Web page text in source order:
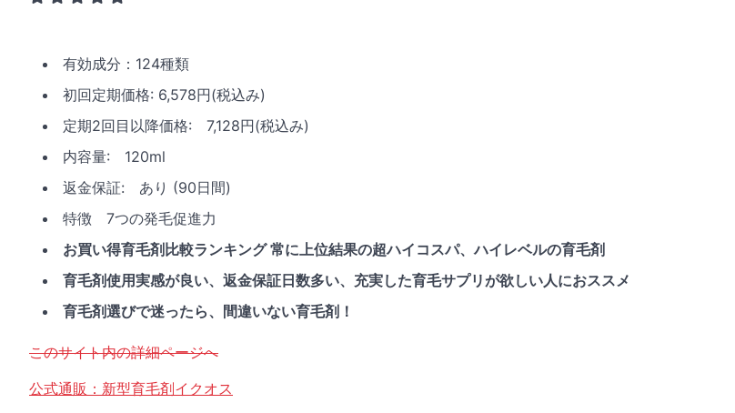
有効成分：124種類
初回定期価格: 6,578円(税込み)
定期2回目以降価格: 7,128円(税込み)
内容量: 120ml
返金保証: あり (90日間)
特徴 7つの発毛促進力
お買い得育毛剤比較ランキング 常に上位結果の超ハイコスパ、ハイレベルの育毛剤
育毛剤使用実感が良い、返金保証日数多い、充実した育毛サプリが欲しい人におススメ
育毛剤選びで迷ったら、間違いない育毛剤！
このサイト内の詳細ページへ
公式通販：新型育毛剤イクオス